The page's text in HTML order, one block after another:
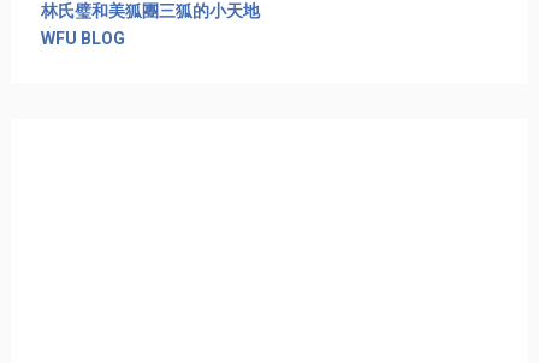
林氏璧和美狐團三狐的小天地
WFU BLOG